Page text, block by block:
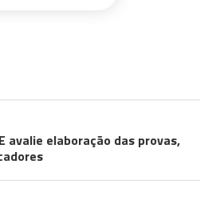
avalie elaboração das provas,